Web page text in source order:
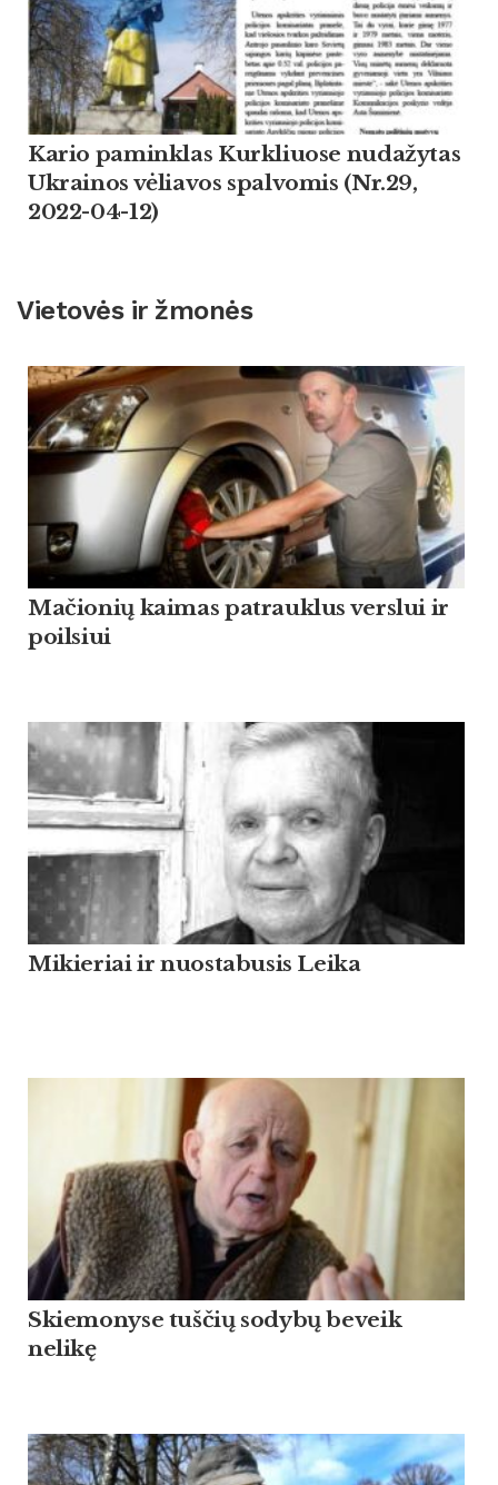
Kario paminklas Kurkliuose nudažytas
Ukrainos vėliavos spalvomis (Nr.29,
2022-04-12)
Vietovės ir žmonės
Mačionių kaimas patrauklus verslui ir
poilsiui
Mikieriai ir nuostabusis Leika
Skiemonyse tuščių sodybų beveik
nelikę